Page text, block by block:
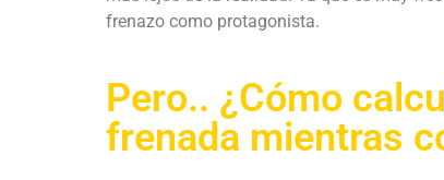
frenazo como protagonista.
Pero.. ¿Cómo
frenada mientras